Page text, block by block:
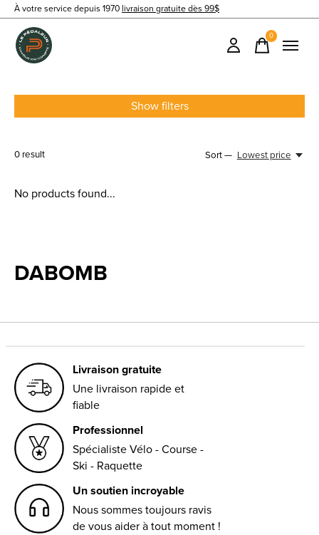
À votre service depuis 1970 livraison gratuite dès 99$
0items
Show filters
0 result Sort — Lowest price
No products found...
DABOMB
Livraison gratuite
Une livraison rapide et
fiable
Professionnel
Spécialiste Vélo - Course -
Ski - Raquette
Un soutien incroyable
Nous sommes toujours ravis
de vous aider à tout moment !